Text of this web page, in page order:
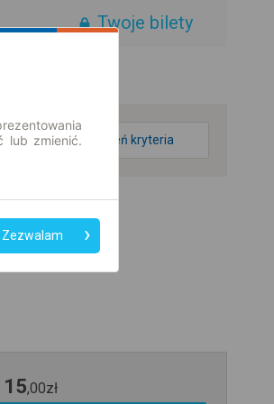
Twoje bilety
zmień kryteria
15,00zł
lub zmienić.
Zezwalam